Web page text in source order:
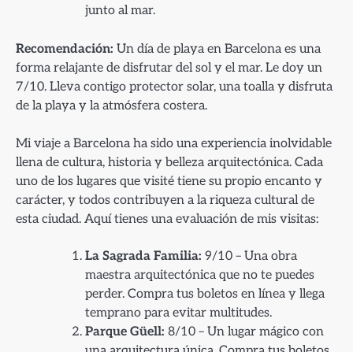
junto al mar.
Recomendación: Un día de playa en Barcelona es una
forma relajante de disfrutar del sol y el mar. Le doy un
7/10. Lleva contigo protector solar, una toalla y disfruta
de la playa y la atmósfera costera.
Mi viaje a Barcelona ha sido una experiencia inolvidable
llena de cultura, historia y belleza arquitectónica. Cada
uno de los lugares que visité tiene su propio encanto y
carácter, y todos contribuyen a la riqueza cultural de
esta ciudad. Aquí tienes una evaluación de mis visitas:
La Sagrada Familia: 9/10 – Una obra
maestra arquitectónica que no te puedes
perder. Compra tus boletos en línea y llega
temprano para evitar multitudes.
Parque Güell: 8/10 – Un lugar mágico con